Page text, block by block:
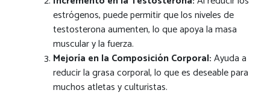
estrógenos, puede permitir que los niveles de
testosterona aumenten, lo que apoya la masa
muscular y la fuerza.
Mejoría en la Composición Corporal:Ayuda a
reducir la grasa corporal, lo que es deseable para
muchos atletas y culturistas.